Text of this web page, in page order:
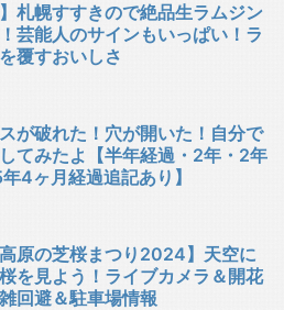
】札幌すすきので絶品生ラムジン
芸能人のサインもいっぱい！ラ
覆すおいしさ
が破れた！穴が開いた！自分で
てみたよ【半年経過・2年・2年
4ヶ月経過追記あり】
高原の芝桜まつり2024】天空に
を見よう！ライブカメラ＆開花
回避＆駐車場情報